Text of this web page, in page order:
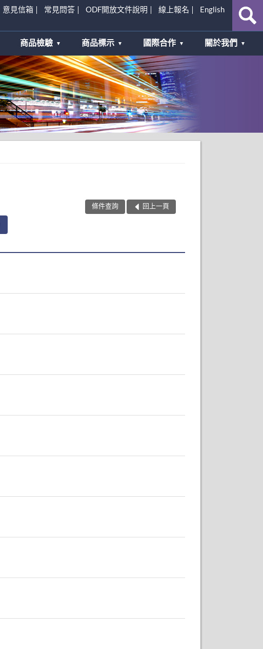
意見信箱 常見問答 ODF開放文件說明 線上報名 English
商品檢驗 商品標示 國際合作 關於我們
條件查詢 回上一頁